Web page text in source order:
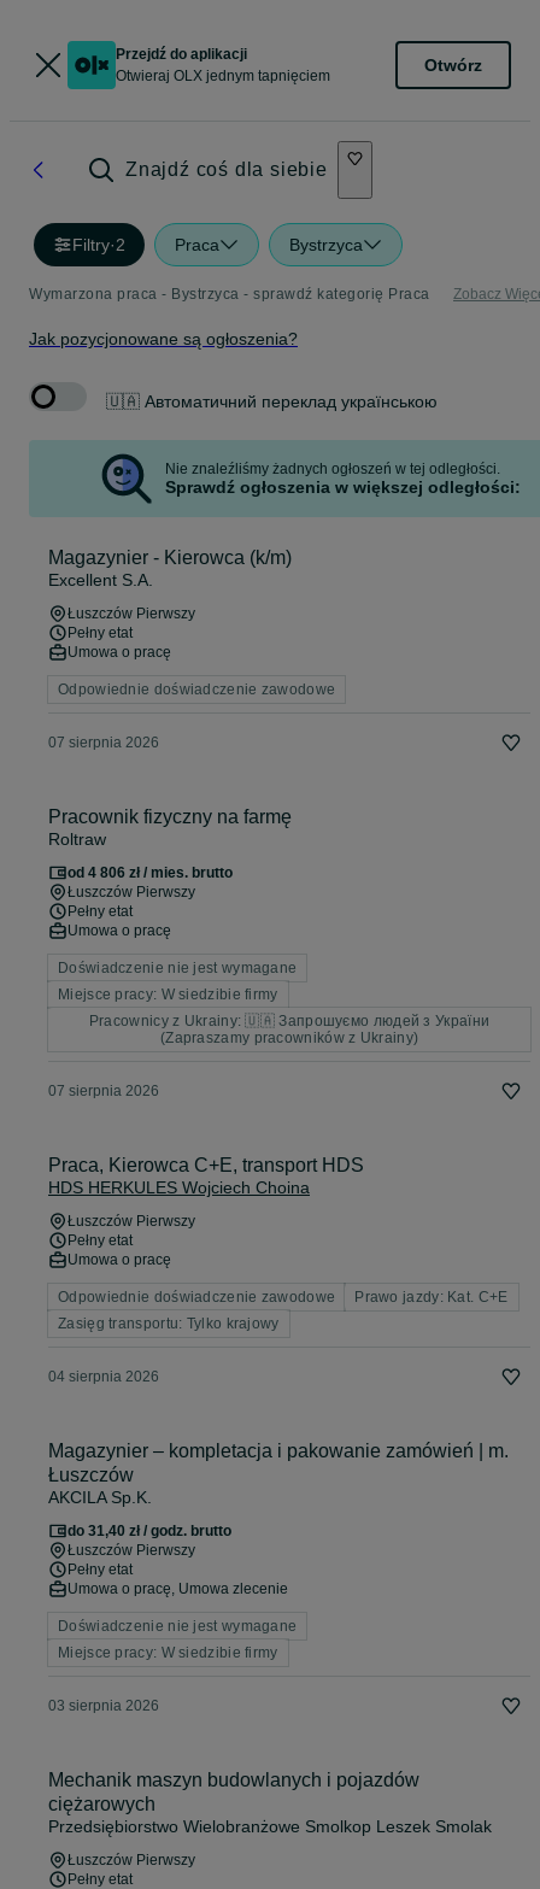
Przejdź do aplikacji
Otwieraj OLX jednym tapnięciem
Otwórz
Znajdź coś dla siebie
Filtry·2 Praca Bystrzyca
Wymarzona praca - Bystrzyca - sprawdź kategorię Praca Zobacz
Jak pozycjonowane są ogłoszenia?
🇺🇦 Автоматичний переклад українською
Nie znaleźliśmy żadnych ogłoszeń w tej odległości.
Sprawdź ogłoszenia w większej odległości:
Magazynier - Kierowca (k/m)
Excellent S.A.
Łuszczów Pierwszy
Pełny etat
Umowa o pracę
Odpowiednie doświadczenie zawodowe
07 sierpnia 2026
Pracownik fizyczny na farmę
Roltraw
od 4 806 zł / mies. brutto
Łuszczów Pierwszy
Pełny etat
Umowa o pracę
Doświadczenie nie jest wymagane
Miejsce pracy: W siedzibie firmy
Pracownicy z Ukrainy: 🇺🇦 Запрошуємо людей з України
(Zapraszamy pracowników z Ukrainy)
07 sierpnia 2026
Praca, Kierowca C+E, transport HDS
HDS HERKULES Wojciech Choina
Łuszczów Pierwszy
Pełny etat
Umowa o pracę
Odpowiednie doświadczenie zawodowe
Prawo jazdy: Kat. C+E
Zasięg transportu: Tylko krajowy
04 sierpnia 2026
Magazynier – kompletacja i pakowanie zamówień | m.
Łuszczów
AKCILA Sp.K.
do 31,40 zł / godz. brutto
Łuszczów Pierwszy
Pełny etat
Umowa o pracę, Umowa zlecenie
Doświadczenie nie jest wymagane
Miejsce pracy: W siedzibie firmy
03 sierpnia 2026
Mechanik maszyn budowlanych i pojazdów
ciężarowych
Przedsiębiorstwo Wielobranżowe Smolkop Leszek Smolak
Łuszczów Pierwszy
Pełny etat